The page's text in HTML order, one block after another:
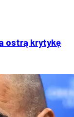
ostrą krytykę